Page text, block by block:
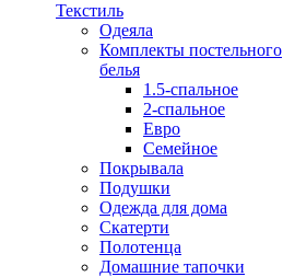
Текстиль
Одеяла
Комплекты постельного
белья
1.5-спальное
2-спальное
Евро
Семейное
Покрывала
Подушки
Одежда для дома
Скатерти
Полотенца
Домашние тапочки